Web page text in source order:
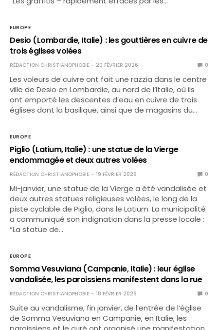
EUROPE
Desio (Lombardie, Italie) : les gouttières en cuivre de
trois églises volées
RÉDACTION CHRISTIANOPHOBIE 20 FÉVRIER 2026 0
Les voleurs de cuivre ont fait une razzia dans le centre
ville de Desio en Lombardie, au nord de l’Italie, où ils
ont emporté les descentes d’eau en cuivre de trois
églises dont la basilique, ainsi que de magasins du…
EUROPE
Piglio (Latium, Italie) : une statue de la Vierge
endommagée et deux autres volées
RÉDACTION CHRISTIANOPHOBIE 19 FÉVRIER 2026 0
Mi-janvier, une statue de la Vierge a été vandalisée et
deux autres statues religieuses volées, le long de la
piste cyclable de Piglio, dans le Latium. La municipalité
a communiqué son indignation dans la presse locale :
“La statue de…
EUROPE
Somma Vesuviana (Campanie, Italie) : leur église
vandalisée, les paroissiens manifestent dans la rue
RÉDACTION CHRISTIANOPHOBIE 18 FÉVRIER 2026 0
Suite au vandalisme, fin janvier, de l’entrée de l’église
de Somma Vesuviana en Campanie, en Italie, les